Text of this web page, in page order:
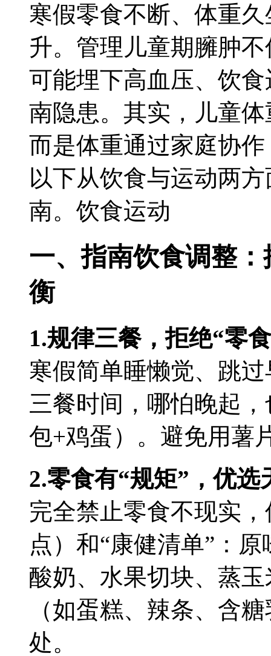
寒假零食不断、体重
升。管理儿童期臃肿
可能埋下高血压、饮
南隐患。其实，儿童
而是体重通过家庭协
以下从饮食与运动两
南。饮食运动
一、指南饮食调整
衡
1.规律三餐，拒绝“零
寒假简单睡懒觉、跳
三餐时间，哪怕晚起
包+鸡蛋）。避免用薯
2.零食有“规矩”，优选
完全禁止零食不现实
点）和“康健清单”：
酸奶、水果切块、蒸
（如蛋糕、辣条、含
处。